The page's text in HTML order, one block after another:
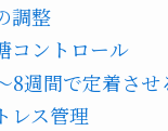
調整
コントロール
8週間で定着させ
レス管理